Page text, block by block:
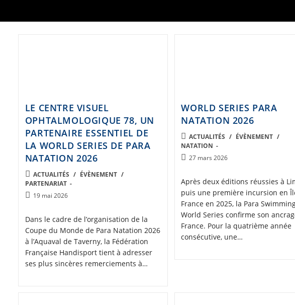
LE CENTRE VISUEL
OPHTALMOLOGIQUE 78, UN
PARTENAIRE ESSENTIEL DE
LA WORLD SERIES DE PARA
NATATION 2026
POST
CATEGORY:
ACTUALITÉS / ÉVÈNEMENT /
PARTENARIAT
Post19 mai 2026
Dans le cadre de l’organisation de la
Coupe du Monde de Para Natation 2026
à l’Aquaval de Taverny, la Fédération
Française Handisport tient à adresser
ses plus sincères remerciements à…
WORLD SERIES PARA
NATATION 2026
POST
CATEGORY:
ACTUALITÉS / ÉVÈNEMENT /
NATATION
Post27 mars 2026
Après deux éditions réussies à
puis une première incursion en
France en 2025, la Para
World Series confirme son
France. Pour la quatrième année
consécutive, une…